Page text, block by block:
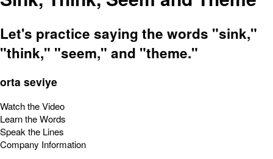
Let's practice saying the words "sink,"
"think," "seem," and "theme."
orta seviye
Watch the Video
Learn the Words
Speak the Lines
Company Information